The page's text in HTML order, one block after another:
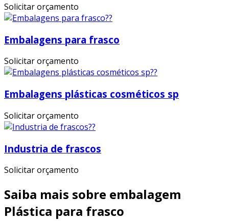
Solicitar orçamento
Embalagens para frasco
Solicitar orçamento
Embalagens plásticas cosméticos sp
Solicitar orçamento
Industria de frascos
Solicitar orçamento
Saiba mais sobre embalagem
Plástica para frasco